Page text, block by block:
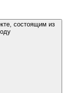
состоящим из